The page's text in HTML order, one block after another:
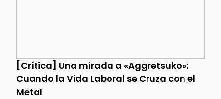
[Crítica] Una mirada a «Aggretsuko»:
Cuando la Vida Laboral se Cruza con el
Metal